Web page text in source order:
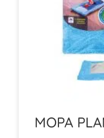
MOPA